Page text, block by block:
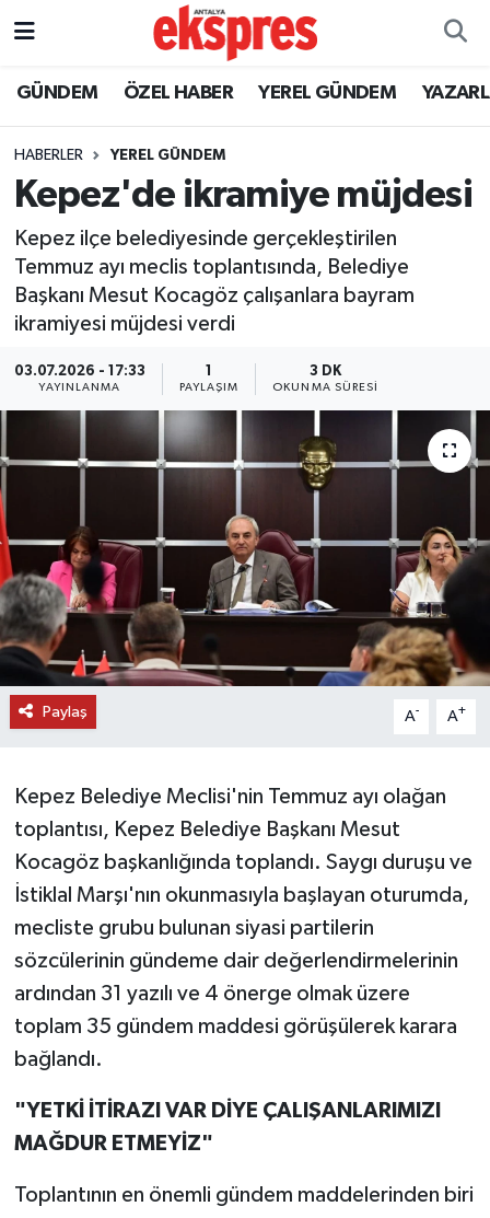
GÜNDEM ÖZEL HABER YEREL GÜNDEM
HABERLER YEREL GÜNDEM
Kepez'de ikramiye müjdesi
Kepez ilçe belediyesinde gerçekleştirilen
Temmuz ayı meclis toplantısında, Belediye
Başkanı Mesut Kocagöz çalışanlara bayram
ikramiyesi müjdesi verdi
03.07.2026 - 17:33
YAYINLANMA
1
PAYLAŞIM
3 DK
OKUNMA SÜRESI
Paylaş A- A+
Kepez Belediye Meclisi'nin Temmuz ayı olağan
toplantısı, Kepez Belediye Başkanı Mesut
Kocagöz başkanlığında toplandı. Saygı duruşu ve
İstiklal Marşı'nın okunmasıyla başlayan oturumda,
mecliste grubu bulunan siyasi partilerin
sözcülerinin gündeme dair değerlendirmelerinin
ardından 31 yazılı ve 4 önerge olmak üzere
toplam 35 gündem maddesi görüşülerek karara
bağlandı.
"YETKİ İTİRAZI VAR DİYE ÇALIŞANLARIMIZI
MAĞDUR ETMEYİZ"
Toplantının en önemli gündem maddelerinden biri
ÖZEL HABER
YEREL GÜNDEM
EKONOMİ
KÜLTÜR - SANAT
SPOR
SİYASET
SAĞLIK
DÜNYA
EĞİTİM
TURİZM
RÖPORTAJ
YAZARLAR
RESMİ İLAN
MAGAZİN
Nöbetçi Eczaneler
Trafik Durumu
Süper Lig Puan Durumu ve Fikstür
Tüm Manşetler
Son Dakika Haberleri
Haber Arşivi